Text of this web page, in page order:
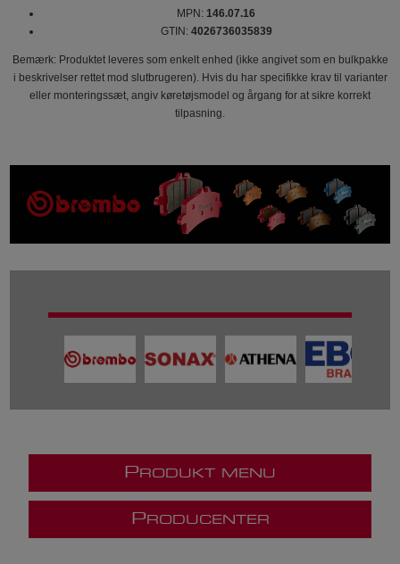
MPN: 146.07.16
GTIN: 4026736035839
Bemærk: Produktet leveres som enkelt enhed (ikke angivet som en bulkpakke
i beskrivelser rettet mod slutbrugeren). Hvis du har specifikke krav til varianter
eller monteringssæt, angiv køretøjsmodel og årgang for at sikre korrekt
tilpasning.
P RODUKT MENU
P RODUCENTER